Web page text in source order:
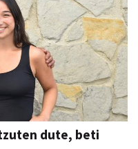
dute, beti